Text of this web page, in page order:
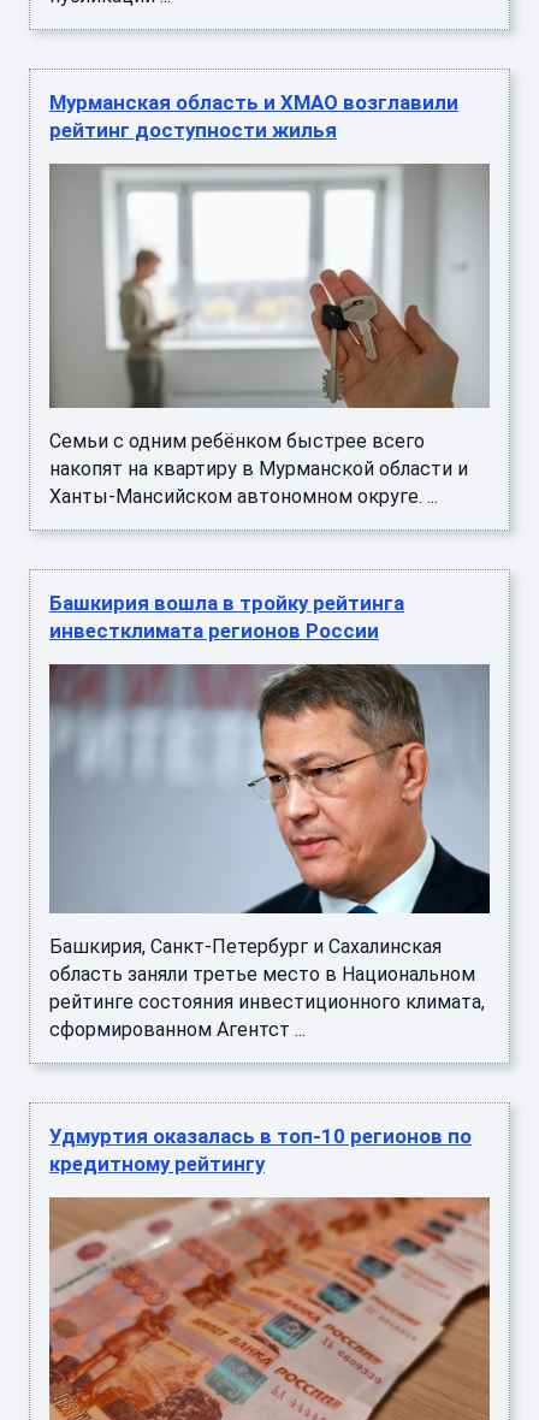
Мурманская область и ХМАО возглавили
рейтинг доступности жилья
Семьи с одним ребёнком быстрее всего
накопят на квартиру в Мурманской области и
Ханты-Мансийском автономном округе. ...
Башкирия вошла в тройку рейтинга
инвестклимата регионов России
Башкирия, Санкт-Петербург и Сахалинская
область заняли третье место в Национальном
рейтинге состояния инвестиционного климата,
сформированном Агентст ...
Удмуртия оказалась в топ-10 регионов по
кредитному рейтингу